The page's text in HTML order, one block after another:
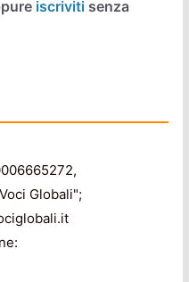
iscrivitisenza
Globali";